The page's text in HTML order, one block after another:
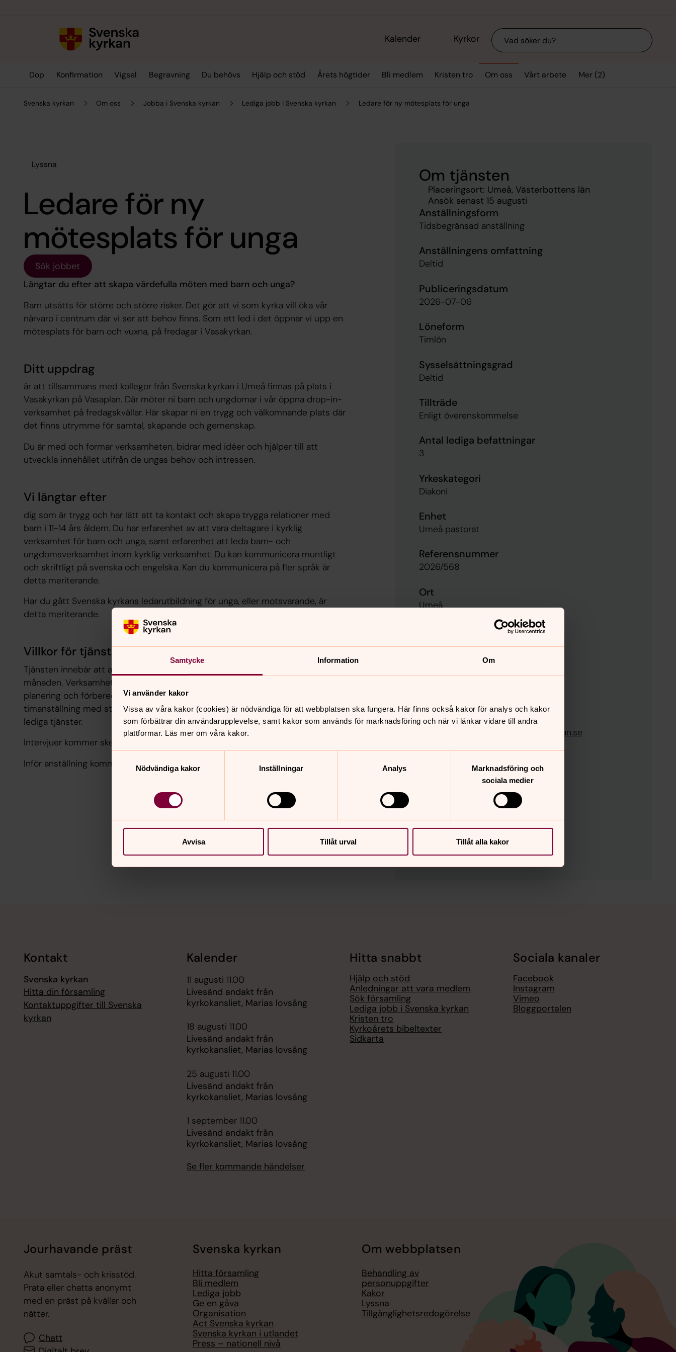
Samtycke Information Om
Vi använder kakor
Vissa av våra kakor (cookies) är nödvändiga för att webbplatsen ska fungera. Här finns också kakor för analys och kakor
som förbättrar din användarupplevelse, samt kakor som används för marknadsföring och när vi länkar vidare till andra
plattformar. Läs mer om våra kakor.
Nödvändiga kakor
Inställningar Analys
Marknadsföring och
sociala medier
Avvisa Tillåt urval Tillåt alla kakor
Kalender Kyrkor Sök
Dop Konfirmation Vigsel Begravning Du behövs Hjälp och stöd Årets högtider Bli medlem Kristen tro Om oss Vårt arbete Mer (2)
Svenska kyrkan Om oss Jobba i Svenska kyrkan Lediga jobb i Svenska kyrkan Ledare för ny mötesplats för unga
Lyssna
Ledare för ny
mötesplats för unga
Sök jobbet
Längtar du efter att skapa värdefulla möten med barn och unga?
Barn utsätts för större och större risker. Det gör att vi som kyrka vill öka vår
närvaro i centrum där vi ser att behov finns. Som ett led i det öppnar vi upp en
mötesplats för barn och vuxna, på fredagar i Vasakyrkan.
Ditt uppdrag
är att tillsammans med kollegor från Svenska kyrkan i Umeå finnas på plats i
Vasakyrkan på Vasaplan. Där möter ni barn och ungdomar i vår öppna drop-in-
verksamhet på fredagskvällar. Här skapar ni en trygg och välkomnande plats där
det finns utrymme för samtal, skapande och gemenskap.
Du är med och formar verksamheten, bidrar med idéer och hjälper till att
utveckla innehållet utifrån de ungas behov och intressen.
Vi längtar efter
dig som är trygg och har lätt att ta kontakt och skapa trygga relationer med
barn i 11-14 års åldern. Du har erfarenhet av att vara deltagare i kyrklig
verksamhet för barn och unga, samt erfarenhet att leda barn- och
ungdomsverksamhet inom kyrklig verksamhet. Du kan kommunicera muntligt
och skriftligt på svenska och engelska. Kan du kommunicera på fler språk är
detta meriterande.
Har du gått Svenska kyrkans ledarutbildning för unga, eller motsvarande, är
detta meriterande.
Villkor för tjänsten
Tjänsten innebär att arbeta i drop-in verksamheten två till tre fredagskvällar i
månaden. Verksamheten är öppen klockan 16-20. Tid för gemensam och egen
planering och förberedelse tillkommer. Anställningen är en tidsbegränsad
timanställning med start under hösten, enligt överenskommelse. Det finns tre
lediga tjänster.
Intervjuer kommer ske 20/8.
Inför anställning kommer utdrag ur belastningsregistret göras.
Om tjänsten
Placeringsort: Umeå, Västerbottens län
Ansök senast 15 augusti
Anställningsform
Tidsbegränsad anställning
Anställningens omfattning
Deltid
Publiceringsdatum
2026-07-06
Löneform
Timlön
Sysselsättningsgrad
Deltid
Tillträde
Enligt överenskommelse
Antal lediga befattningar
3
Yrkeskategori
Diakoni
Enhet
Umeå pastorat
Referensnummer
2026/568
Ort
Umeå
Per Bäckman
090-2002721
per.backman@svenskakyrkan.se
ola.johansson6@gmail.com
Östra Esplanaden 9
Kontakt
Svenska kyrkan
Hitta din församling
Kontaktuppgifter till Svenska
kyrkan
Kalender
11 augusti 11.00
Livesänd andakt från
kyrkokansliet, Marias lovsång
18 augusti 11.00
Livesänd andakt från
kyrkokansliet, Marias lovsång
25 augusti 11.00
Livesänd andakt från
kyrkokansliet, Marias lovsång
1 september 11.00
Livesänd andakt från
kyrkokansliet, Marias lovsång
Se fler kommande händelser
Hitta snabbt
Hjälp och stöd
Anledningar att vara medlem
Sök församling
Lediga jobb i Svenska kyrkan
Kristen tro
Kyrkoårets bibeltexter
Sidkarta
Sociala kanaler
Facebook
Instagram
Vimeo
Bloggportalen
Jourhavande präst
Akut samtals- och krisstöd.
Prata eller chatta anonymt
med en präst på kvällar och
nätter.
Chatt
Svenska kyrkan
Hitta församling
Bli medlem
Lediga jobb
Ge en gåva
Organisation
Act Svenska kyrkan
Svenska kyrkan i utlandet
Press – nationell nivå
Om webbplatsen
Behandling av
personuppgifter
Kakor
Lyssna
Tillgänglighetsredogörelse